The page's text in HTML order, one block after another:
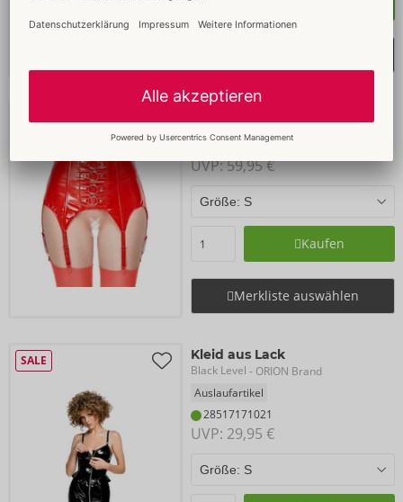
28701933021
UVP: 59,95 €
Kaufen
Merkliste auswählen
SALE Kleid aus Lack
Black Level - ORION Brand
Auslaufartikel
28517171021
UVP: 29,95 €